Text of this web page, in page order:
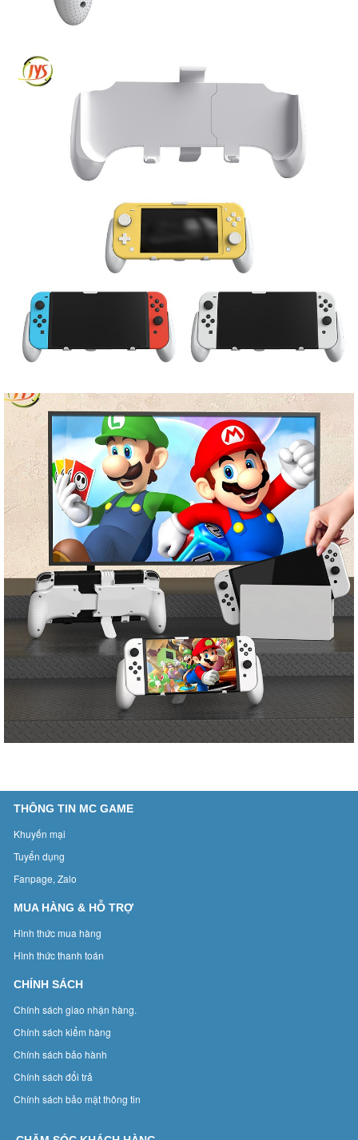
THÔNG TIN MC GAME
Khuyến mại
Tuyển dụng
Fanpage, Zalo
MUA HÀNG & HỖ TRỢ
Hình thức mua hàng
Hình thức thanh toán
CHÍNH SÁCH
Chính sách giao nhận hàng.
Chính sách kiểm hàng
Chính sách bảo hành
Chính sách đổi trả
Chính sách bảo mật thông tin